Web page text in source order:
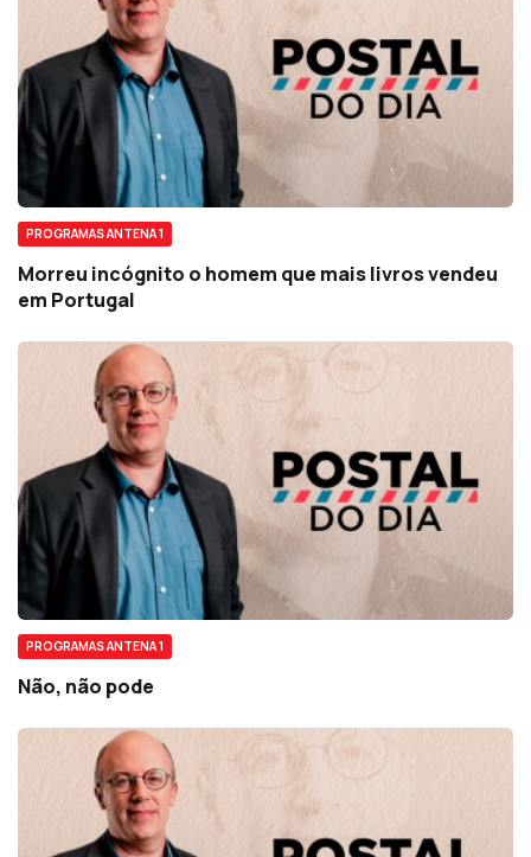
PROGRAMAS ANTENA 1
Morreu incógnito o homem que mais livros vendeu
em Portugal
PROGRAMAS ANTENA 1
Não, não pode